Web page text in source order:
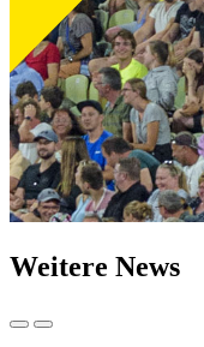
Weitere News